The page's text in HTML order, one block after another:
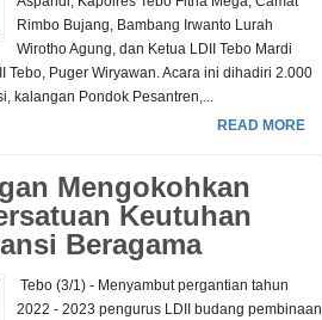
Rimbo Bujang, Bambang Irwanto Lurah
Wirotho Agung, dan Ketua LDII Tebo Mardi
Tebo, Puger Wiryawan. Acara ini dihadiri 2.000
kalangan Pondok Pesantren,...
READ MORE
Mengokohkan
Keutuhan
Beragama
Tebo (3/1) - Menyambut pergantian tahun
2022 - 2023 pengurus LDII budang pembinaan